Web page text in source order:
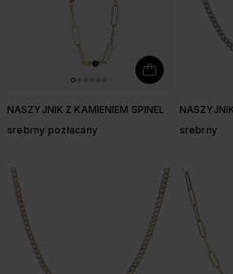
NASZYJNIK Z KAMIENIEM SPINEL
srebrny pozłacany
srebrny